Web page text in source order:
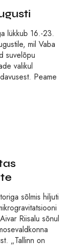
lükkub 16.-23.
mil Vaba
suvelõpu
valikul
Peame
sõlmis hiljuti
Riisalu sõnul
„Tallinn on